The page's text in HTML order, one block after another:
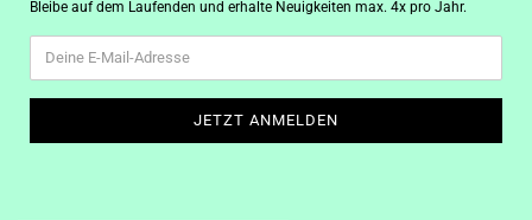
Bleibe auf dem Laufenden und erhalte Neuigkeiten max. 4x pro Jahr.